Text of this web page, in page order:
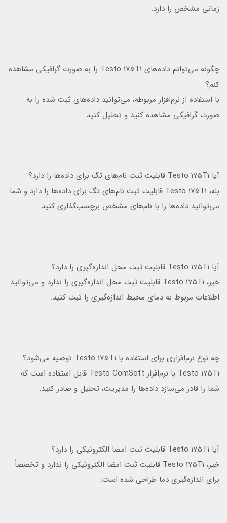
زمانی مشخص را دارد.
چگونه می‌توانم داده‌های Testo 175T1 را به صورت گرافیکی مشاهده
کنم؟
با استفاده از نرم‌افزار مربوطه، می‌توانید داده‌های ثبت شده را به
صورت گرافیکی مشاهده کنید و تحلیل کنید.
آیا Testo 175T1 قابلیت ثبت نام‌های تگ برای داده‌ها را دارد؟
بله، Testo 175T1 قابلیت ثبت نام‌های تگ برای داده‌ها را دارد و شما
می‌توانید داده‌ها را با نام‌های مشخص برچسب‌گذاری کنید.
آیا Testo 175T1 قابلیت ثبت محل اندازه‌گیری را دارد؟
خیر، Testo 175T1 قابلیت ثبت محل اندازه‌گیری را ندارد و می‌توانید
اطلاعات مربوط به دمای محیط اندازه‌گیری را ثبت کنید.
چه نوع نرم‌افزاری برای استفاده با Testo 175T1 توصیه می‌شود؟
Testo 175T1 با نرم‌افزار Testo ComSoft قابل استفاده است که
شما را قادر می‌سازد داده‌ها را مدیریت، تحلیل و صادر کنید.
آیا Testo 175T1 قابلیت ثبت امضا الکترونیکی را دارد؟
خیر، Testo 175T1 قابلیت ثبت امضا الکترونیکی را ندارد و تخصصاً
برای اندازه‌گیری دما طراحی شده است.